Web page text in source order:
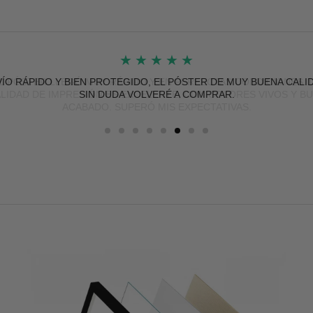
★ ★ ★ ★ ★
PÓSTER LLEGÓ MUY RÁPIDO Y EN PERFECTAS CONDICIONES.
DE IMPRESIÓN ES EXCELENTE, CON COLORES VIVOS Y